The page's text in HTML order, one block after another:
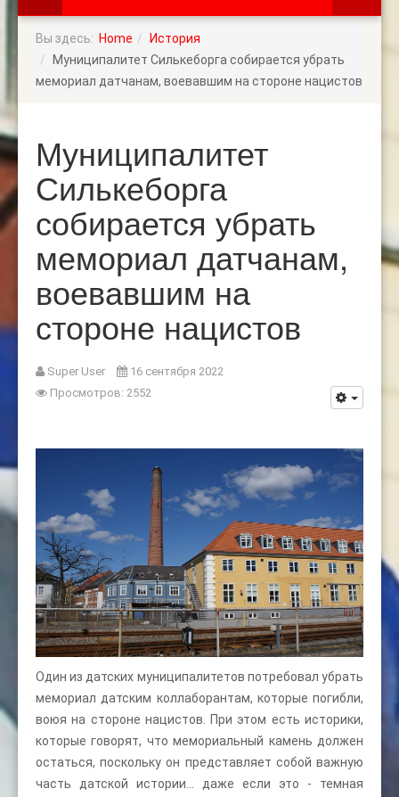
Вы здесь: Home
История
Муниципалитет Силькеборга собирается убрать
мемориал датчанам, воевавшим на стороне нацистов
Муниципалитет
Силькеборга
собирается убрать
мемориал датчанам,
воевавшим на
стороне нацистов
Super User
16 сентября 2022
Просмотров: 2552
Один из датских муниципалитетов потребовал убрать
мемориал датским коллаборантам, которые погибли,
воюя на стороне нацистов. При этом есть историки,
которые говорят, что мемориальный камень должен
остаться, поскольку он представляет собой важную
часть датской истории… даже если это - темная